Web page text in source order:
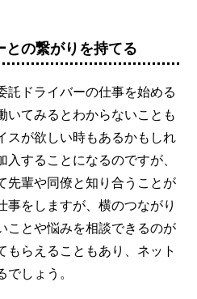
との繋がりを持てる
託ドライバーの仕事を始める
いてみるとわからないことも
スが欲しい時もあるかもしれ
入することになるのですが、
先輩や同僚と知り合うことが
事をしますが、横のつながり
ことや悩みを相談できるのが
もらえることもあり、ネット
でしょう。